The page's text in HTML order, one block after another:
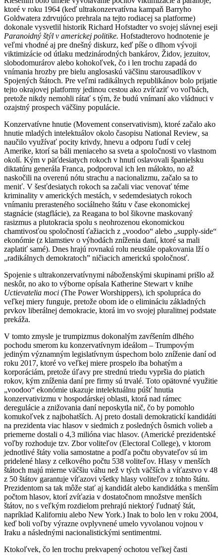
ktoré v roku 1964 (keď ultrakonzervatívna kampaň Barryho
Goldwatera zdrvujúco prehrala na tejto rodiacej sa platforme)
dokonale vysvetlil historik Richard Hofstadter vo svojej slávnej eseji
Paranoidný štýl v americkej politike. Hofstadterovo hodnotenie je
veľmi vhodné aj pre dnešný diskurz, keď píše o dlhom vývoji
viktimizácie od útlaku medzinárodných bankárov, Židov, jezuitov,
slobodomurárov alebo kohokoľvek, čo i len trochu zapadá do
vnímania hrozby pre bielu anglosaskú väčšinu starousadlíkov v
Spojených štátoch. Pre veľmi radikálnych republikánov bolo prijatie
tejto okrajovej platformy jedinou cestou ako zvíťaziť vo voľbách,
pretože nikdy nemohli rátať s tým, že budú vnímaní ako vládnuci v
ozajstný prospech väčšiny populácie.
Konzervatívne hnutie (Movement conservativism), ktoré začalo ako
hnutie mladých intelektuálov okolo časopisu National Review sa
naučilo využívať pocity krivdy, hnevu a odporu ľudí v celej
Amerike, ktorí sa báli meniaceho sa sveta a spoločnosti vo vlastnom
okolí. Kým v päťdesiatych rokoch v hnutí oslavovali španielsku
diktatúru generála Franca, podporoval ich len málokto, no až
naskočili na overenú nótu strachu a nacionalizmu, začalo sa to
meniť. V šesťdesiatych rokoch sa začali viac venovať téme
kriminality v amerických mestách, v sedemdesiatych rokoch
vnímaniu prerasteného sociálneho štátu v čase ekonomickej
stagnácie (stagflácie), za Reagana to bol šikovne maskovaný
rasizmus a plutokracia spolu s neohrozenou ekonomickou
chamtivosťou spoločností ťažiacich z „voodoo“ alebo „supply-side“
ekonómie (z klamstiev o výhodách zníženia daní, ktoré sa mali
zaplatiť samé). Dnes hrajú rovnakú rolu neustále opakovania lží o
„radikálnych demokratoch” ničiacich americkú spoločnosť.
Spojenie s ultrakonzervatívnymi náboženskými skupinami prišlo až
neskôr, no ako to výborne opísala Katherine Stewart v knihe
Uctievatelia moci (The Power Worshippers), ich spolupráca do
veľkej miery funguje, pretože obom ide o elimináciu základných
prvkov liberálnej demokracie, ktorá im vo svojej pluralitnej podstate
prekáža.
V tomto zmysle je trumpizmus dokonalým zavŕšením dlhého
pochodu smerom ku konzervatívnym ideálom – Trumpovým
jediným významným legislatívnym úspechom bolo zníženie daní od
roku 2017, ktoré vo veľkej miere prospelo iba bohatým a
korporáciám, pretože úľavy pre strednú triedu vypršia do piatich
rokov, kým zníženia daní pre firmy sú trvalé. Toto opätovné využitie
„voodoo“ ekonómie ukazuje intelektuálnu púšť hnutia
konzervativizmu v hospodárskej oblasti, ktorá nad rámec
deregulácie a znižovania daní neposkytla nič, čo by pomohlo
komukoľvek z najbohatších. Aj preto dostali demokratickí kandidáti
na prezidenta viac hlasov v siedmich z posledných ôsmich volieb a
priemerne dostali o 4,3 milióna viac hlasov. (Americké prezidentské
voľby rozhoduje tzv. Zbor voliteľov (Electoral College), v ktorom
jednotlivé štáty volia samostatne a podľa počtu obyvateľov sú im
pridelené hlasy z celkového počtu 538 voliteľov. Hlasy v menších
štátoch majú mierne väčšiu váhu než v tých väčších a víťazstvo v 48
z 50 štátov garantuje víťazovi všetky hlasy voliteľov z tohto štátu.
Prezidentom sa tak môže stať aj kandidát alebo kandidátka s menším
počtom hlasov, ktorí zvíťazia v dostatočnom množstve menších
štátov, no s veľkým rozdielom prehrajú niektorý ľudnatý štát,
napríklad Kaliforniu alebo New York.) Inak to bolo len v roku 2004,
keď boli voľby výrazne ovplyvnené umelo vyvolanou vojnou v
Iraku a následnými nacionalistickými sentimentmi.
Ktokoľvek, čo len trochu prekvapený ochotou veľkej časti